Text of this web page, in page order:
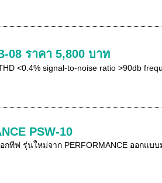
08 ราคา 5,800 บาท
<0.4% signal-to-noise ratio >90db
PSW-10
ฟ รุ่นใหม่จาก PERFORMANCE ออกแบ